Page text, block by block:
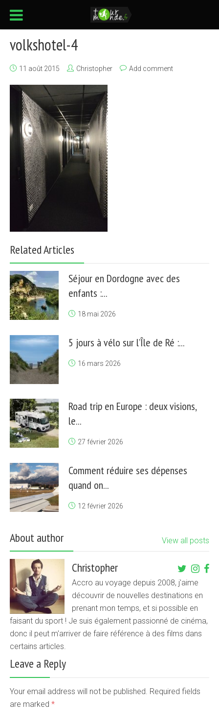
volkshotel-4
11 août 2015 Christopher Add comment
Related Articles
Séjour en Dordogne avec des
enfants :...
18 mai 2026
5 jours à vélo sur l’Île de Ré :...
16 mars 2026
Road trip en Europe : deux visions,
le...
27 février 2026
Comment réduire ses dépenses
quand on...
12 février 2026
About author View all posts
Christopher
Accro au voyage depuis 2008, j'aime
découvrir de nouvelles destinations en
prenant mon temps, et si possible en
faisant du sport ! Je suis également passionné de cinéma,
donc il peut m'arriver de faire référence à des films dans
certains articles.
Leave a Reply
Your email address will not be published. Required fields
are marked *